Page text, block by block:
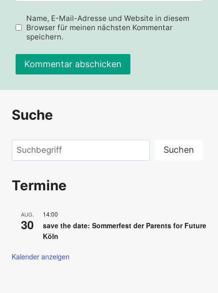
Name, E-Mail-Adresse und Website in diesem
Browser für meinen nächsten Kommentar
speichern.
Alternative:
Suche
Suchen Suchen
Termine
AUG.
30
14:00
save the date: Sommerfest der Parents for Future
Köln
Kalender anzeigen